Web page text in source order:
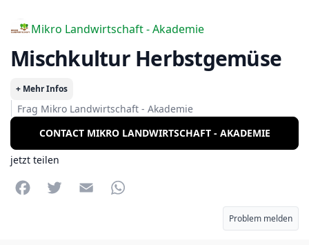
Mikro Landwirtschaft - Akademie
Mischkultur Herbstgemüse
+ Mehr Infos
Frag Mikro Landwirtschaft - Akademie
CONTACT MIKRO LANDWIRTSCHAFT - AKADEMIE
jetzt teilen
FacebookTwitter Email
Problem melden